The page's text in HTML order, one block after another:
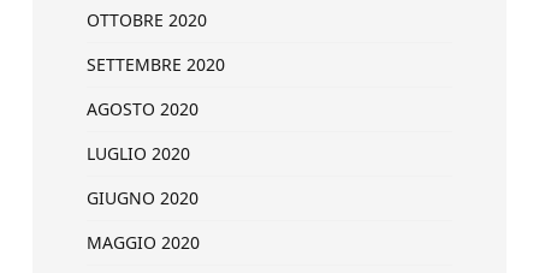
OTTOBRE 2020
SETTEMBRE 2020
AGOSTO 2020
LUGLIO 2020
GIUGNO 2020
MAGGIO 2020